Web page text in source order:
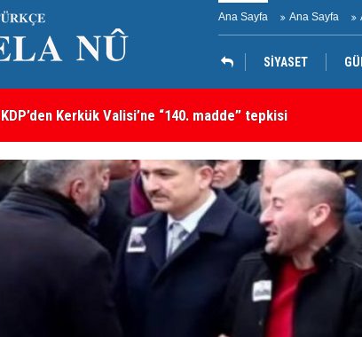
Ana Sayfa Ana Sayfa
SİYASET
KDP’den Kerkük Valisi’ne “140. madde” tepkisi
Kerkük’te Kürt partilerden 7 maddelik ortak bildiri